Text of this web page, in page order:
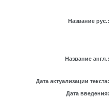
Название рус.:
Название англ.:
Дата актуализации текста:
Дата введения: